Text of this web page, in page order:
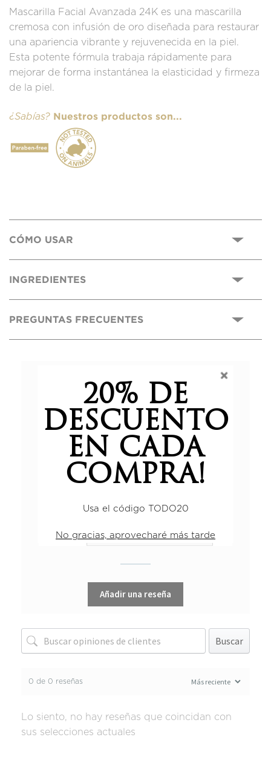
Mascarilla Facial Avanzada 24K es una mascarilla
cremosa con infusión de oro diseñada para restaurar
una apariencia vibrante y rejuvenecida en la piel.
Esta potente fórmula trabaja rápidamente para
mejorar de forma instantánea la elasticidad y firmeza
de la piel.
¿Sabías? Nuestros productos son...
CÓMO USAR
INGREDIENTES
PREGUNTAS FRECUENTES
0,0
Basado en 0 reseñas.
5 estrellas
1 estrella
Añadir una reseña
Buscar
0 de 0 reseñas
Lo siento, no hay reseñas que coincidan con
sus selecciones actuales
20% DE
DESCUENTO
EN CADA
COMPRA!
Usa el código TODO20
No gracias, aprovecharé más tarde